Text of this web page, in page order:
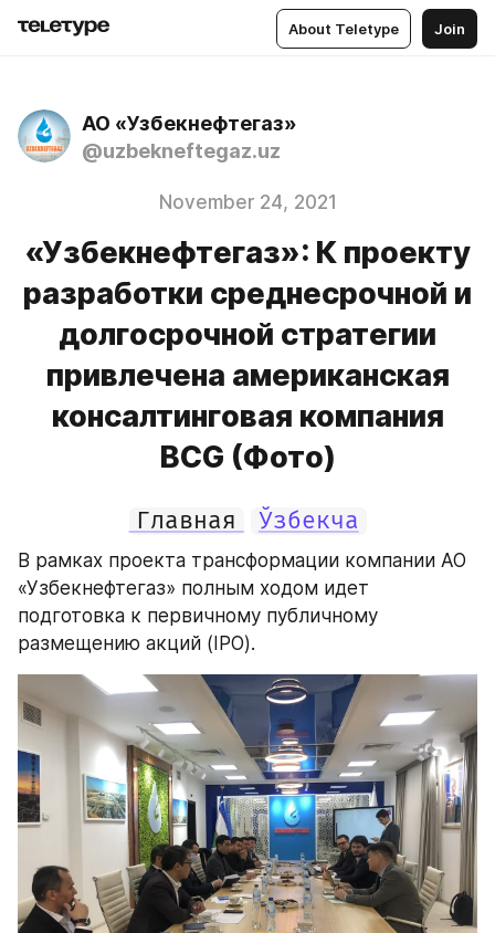
About Teletype Join
АО «Узбекнефтегаз»
@uzbekneftegaz.uz
November 24, 2021
«Узбекнефтегаз»: К проекту
разработки среднесрочной и
долгосрочной стратегии
привлечена американская
консалтинговая компания
BCG (Фото)
Главная Ўзбекча
В рамках проекта трансформации компании АО
«Узбекнефтегаз» полным ходом идет
подготовка к первичному публичному
размещению акций (IPO).